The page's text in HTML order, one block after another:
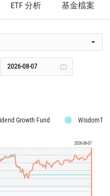
ETF 分析 基金檔案
Growth Fund
2026-08-07